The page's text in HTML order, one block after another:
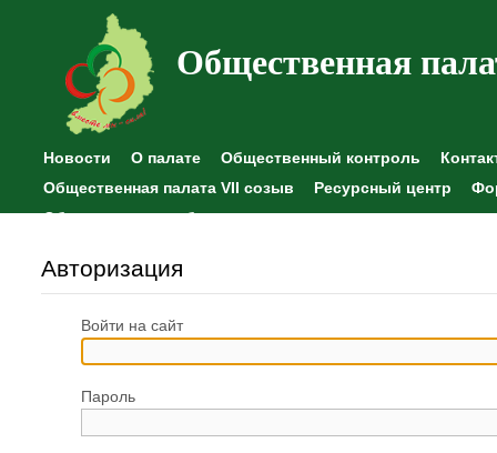
Общественная
Новости О палате Общественный контроль
Общественная палата VII созыв
Ресурсный центр
Общественные наблюдения
Авторизация
Войти на сайт
Пароль